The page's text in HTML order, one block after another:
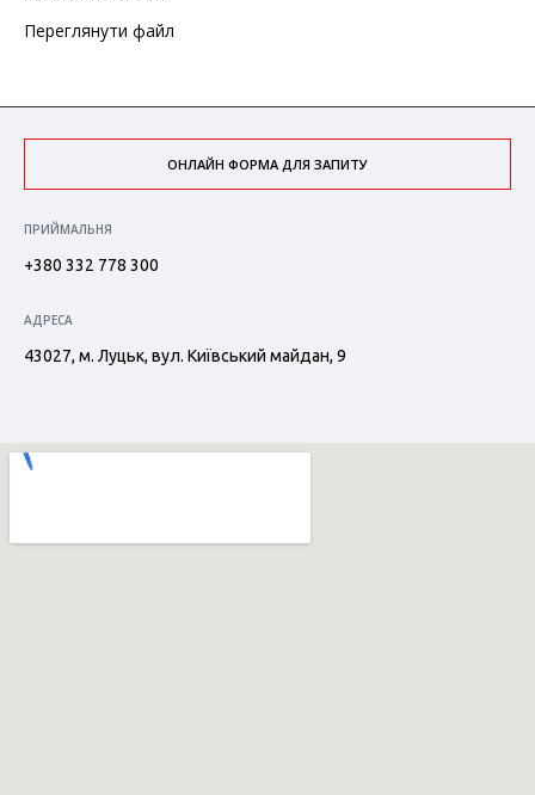
ОНЛАЙН ФОРМА ДЛЯ ЗАПИТУ
ПРИЙМАЛЬНЯ
+380 332 778 300
АДРЕСА
43027, м. Луцьк, вул. Київський майдан, 9